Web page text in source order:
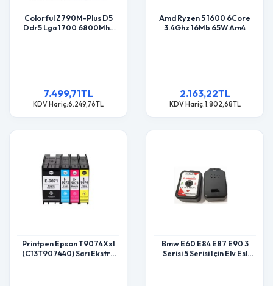
Colorful Z790M-Plus D5
Ddr5 Lga 1700 6800Mhz
7.499,71TL
KDV Hariç:6.249,76TL
Amd Ryzen 5 1600 6Core
3.4Ghz 16Mb 65W Am4
2.163,22TL
KDV Hariç:1.802,68TL
Printpen Epson T9074Xxl
(C13T907440) Sarı Ekstra
Bmw E60 E84 E87 E90 3
Serisi 5 Serisi Için Elv Esl